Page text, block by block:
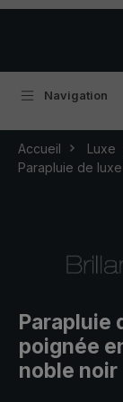
Navigation
Accueil Luxe
Parapluie de
Parapluie
poignée
noble noir